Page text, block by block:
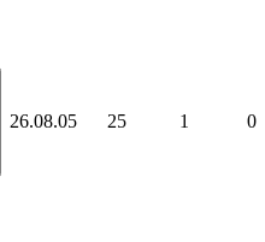
26.08.05 25 1 0